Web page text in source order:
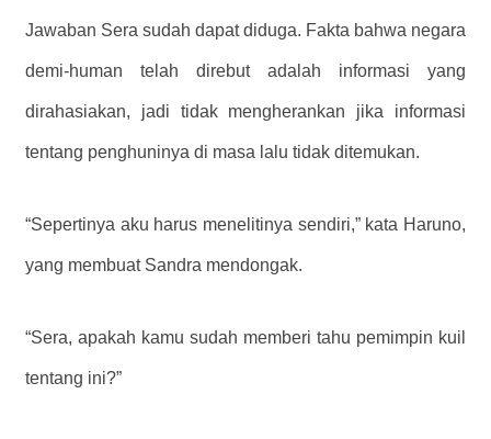
Jawaban Sera sudah dapat diduga. Fakta bahwa negara
demi-human telah direbut adalah informasi yang
dirahasiakan, jadi tidak mengherankan jika informasi
tentang penghuninya di masa lalu tidak ditemukan.
“Sepertinya aku harus menelitinya sendiri,” kata Haruno,
yang membuat Sandra mendongak.
“Sera, apakah kamu sudah memberi tahu pemimpin kuil
tentang ini?”